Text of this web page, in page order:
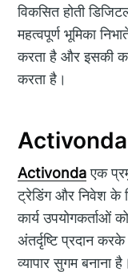
विकसित होती
महत्वपूर्ण भूमिका
करता है और इसकी
करता है।
Activonda
Activondaएक
ट्रेडिंग और निवेश के
कार्य उपयोगकर्ताओं
अंतर्दृष्टि प्रदान
व्यापार सुगम बनाना